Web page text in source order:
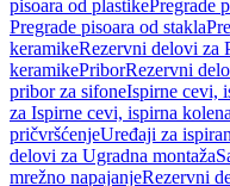
pisoara od plastikePregrade
Pregrade pisoara od stakla
keramikeRezervni delovi za
keramikePriborRezervni
pribor za sifoneIspirne cevi,
za Ispirne cevi, ispirna
pričvršćenjeUređaji za
delovi za Ugradna montaža
mrežno napajanjeRezervni